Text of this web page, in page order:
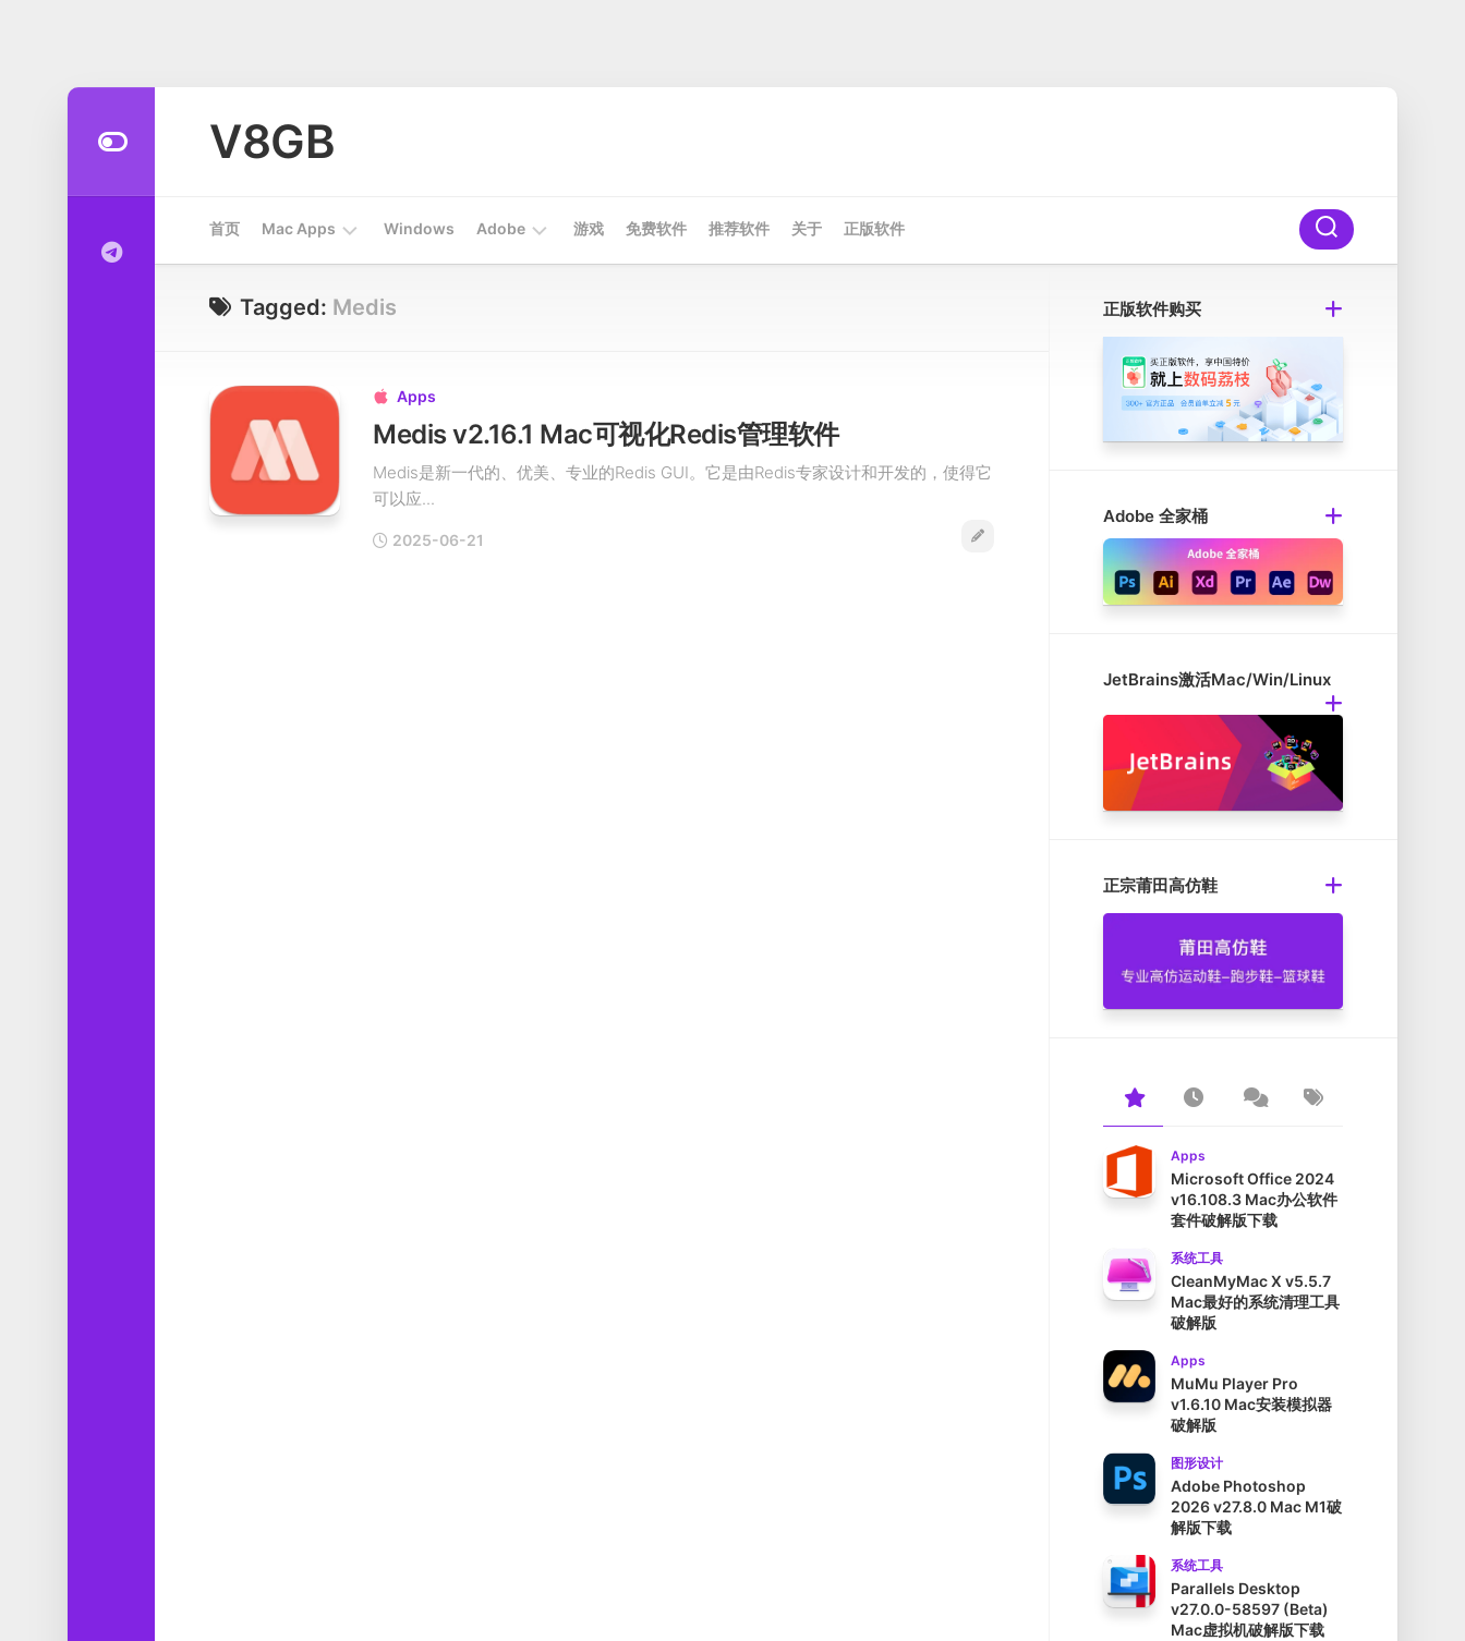
V8GB
首页 Mac Apps
Apps
工
系
统
具
Windows Adobe 游戏 免费软件 推荐软件 关于 正版软件
Tagged: Medis
 Apps
Medis v2.16.1 Mac可视化Redis管理软件
Medis是新一代的、优美、专业的Redis GUI。它是由Redis专家设计和开发的，使得它
可以应...
2025-06-21
正版软件购买
Adobe 全家桶
JetBrains激活Mac/Win/Linux
正宗莆田高仿鞋
Apps
Microsoft Office 2024
v16.108.3 Mac办公软件
套件破解版下载
系统工具
CleanMyMac X v5.5.7
Mac最好的系统清理工具
破解版
Apps
MuMu Player Pro
v1.6.10 Mac安装模拟器
破解版
图形设计
Adobe Photoshop
2026 v27.8.0 Mac M1破
解版下载
系统工具
Parallels Desktop
v27.0.0-58597 (Beta)
Mac虚拟机破解版下载